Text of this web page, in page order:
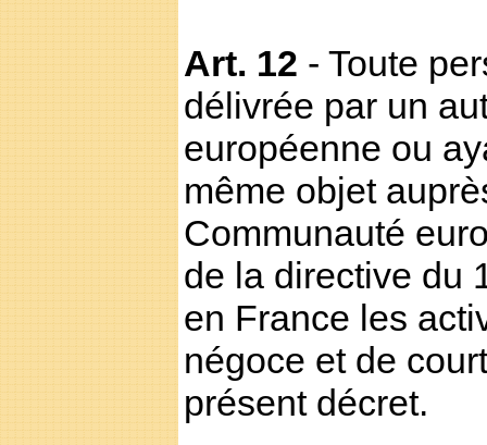
Art. 12 - Toute
délivrée par un
européenne ou
même objet
Communauté
de la directive du
en France les
négoce et de
présent décret.